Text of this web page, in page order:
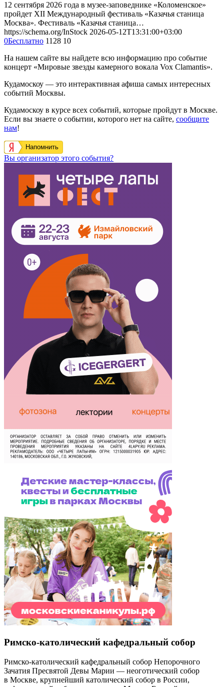
12 сентября 2026 года в музее-заповеднике «Коломенское»
пройдет XII Международный фестиваль «Казачья станица
Москва». Фестиваль «Казачья станица…
https://schema.org/InStock 2026-05-12T13:31:00+03:00
0Бесплатно 1128 10
На нашем сайте вы найдете всю информацию про событие
концерт «Мировые звезды камерного вокала Vox Clamantis».
Кудамоскоу — это интерактивная афиша самых интересных
событий Москвы.
Кудамоскоу в курсе всех событий, которые пройдут в Москве.
Если вы знаете о событии, которого нет на сайте, сообщите
нам!
Напомнить
Вы организатор этого события?
Римско-католический кафедральный собор
Римско-католический кафедральный собор Непорочного
Зачатия Пресвятой Девы Марии — неоготический собор
в Москве, крупнейший католический собор в России,